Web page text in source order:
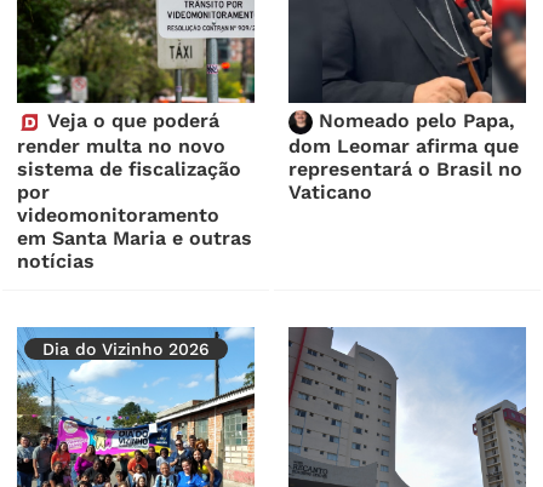
Veja o que poderá
render multa no novo
sistema de fiscalização
por
videomonitoramento
em Santa Maria e outras
notícias
Nomeado pelo Papa,
dom Leomar afirma que
representará o Brasil no
Vaticano
Dia do Vizinho 2026